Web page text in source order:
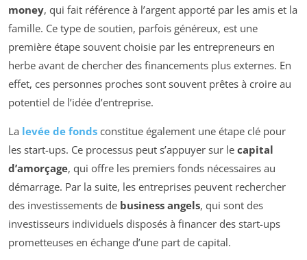
money, qui fait référence à l’argent apporté par les amis et la
famille. Ce type de soutien, parfois généreux, est une
première étape souvent choisie par les entrepreneurs en
herbe avant de chercher des financements plus externes. En
effet, ces personnes proches sont souvent prêtes à croire au
potentiel de l’idée d’entreprise.
La levée de fonds constitue également une étape clé pour
les start-ups. Ce processus peut s’appuyer sur le capital
d’amorçage, qui offre les premiers fonds nécessaires au
démarrage. Par la suite, les entreprises peuvent rechercher
des investissements de business angels, qui sont des
investisseurs individuels disposés à financer des start-ups
prometteuses en échange d’une part de capital.